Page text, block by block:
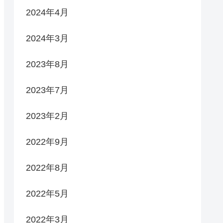
2024年4月
2024年3月
2023年8月
2023年7月
2023年2月
2022年9月
2022年8月
2022年5月
2022年3月